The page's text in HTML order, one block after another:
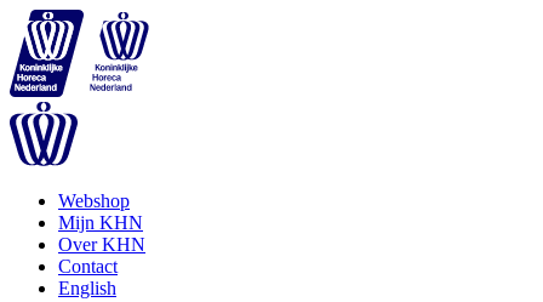
Webshop
Mijn KHN
Over KHN
Contact
English